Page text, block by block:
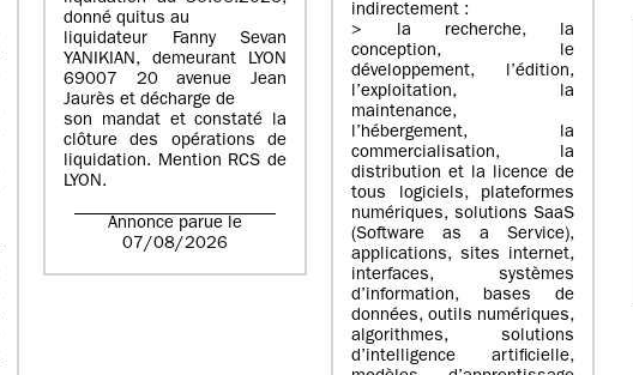
donné quitus au
liquidateur Fanny Sevan
YANIKIAN, demeurant LYON
69007 20 avenue Jean
Jaurès et décharge de
son mandat et constaté la
clôture des opérations de
liquidation. Mention RCS de
LYON.
Annonce parue le
07/08/2026
indirectement :
> la recherche, la
conception, le
développement, l’édition,
l’exploitation, la
maintenance,
l’hébergement, la
commercialisation, la
distribution et la licence de
tous logiciels, plateformes
numériques, solutions SaaS
(Software as a Service),
applications, sites internet,
interfaces, systèmes
d’information, bases de
données, outils numériques,
algorithmes, solutions
d’intelligence artificielle,